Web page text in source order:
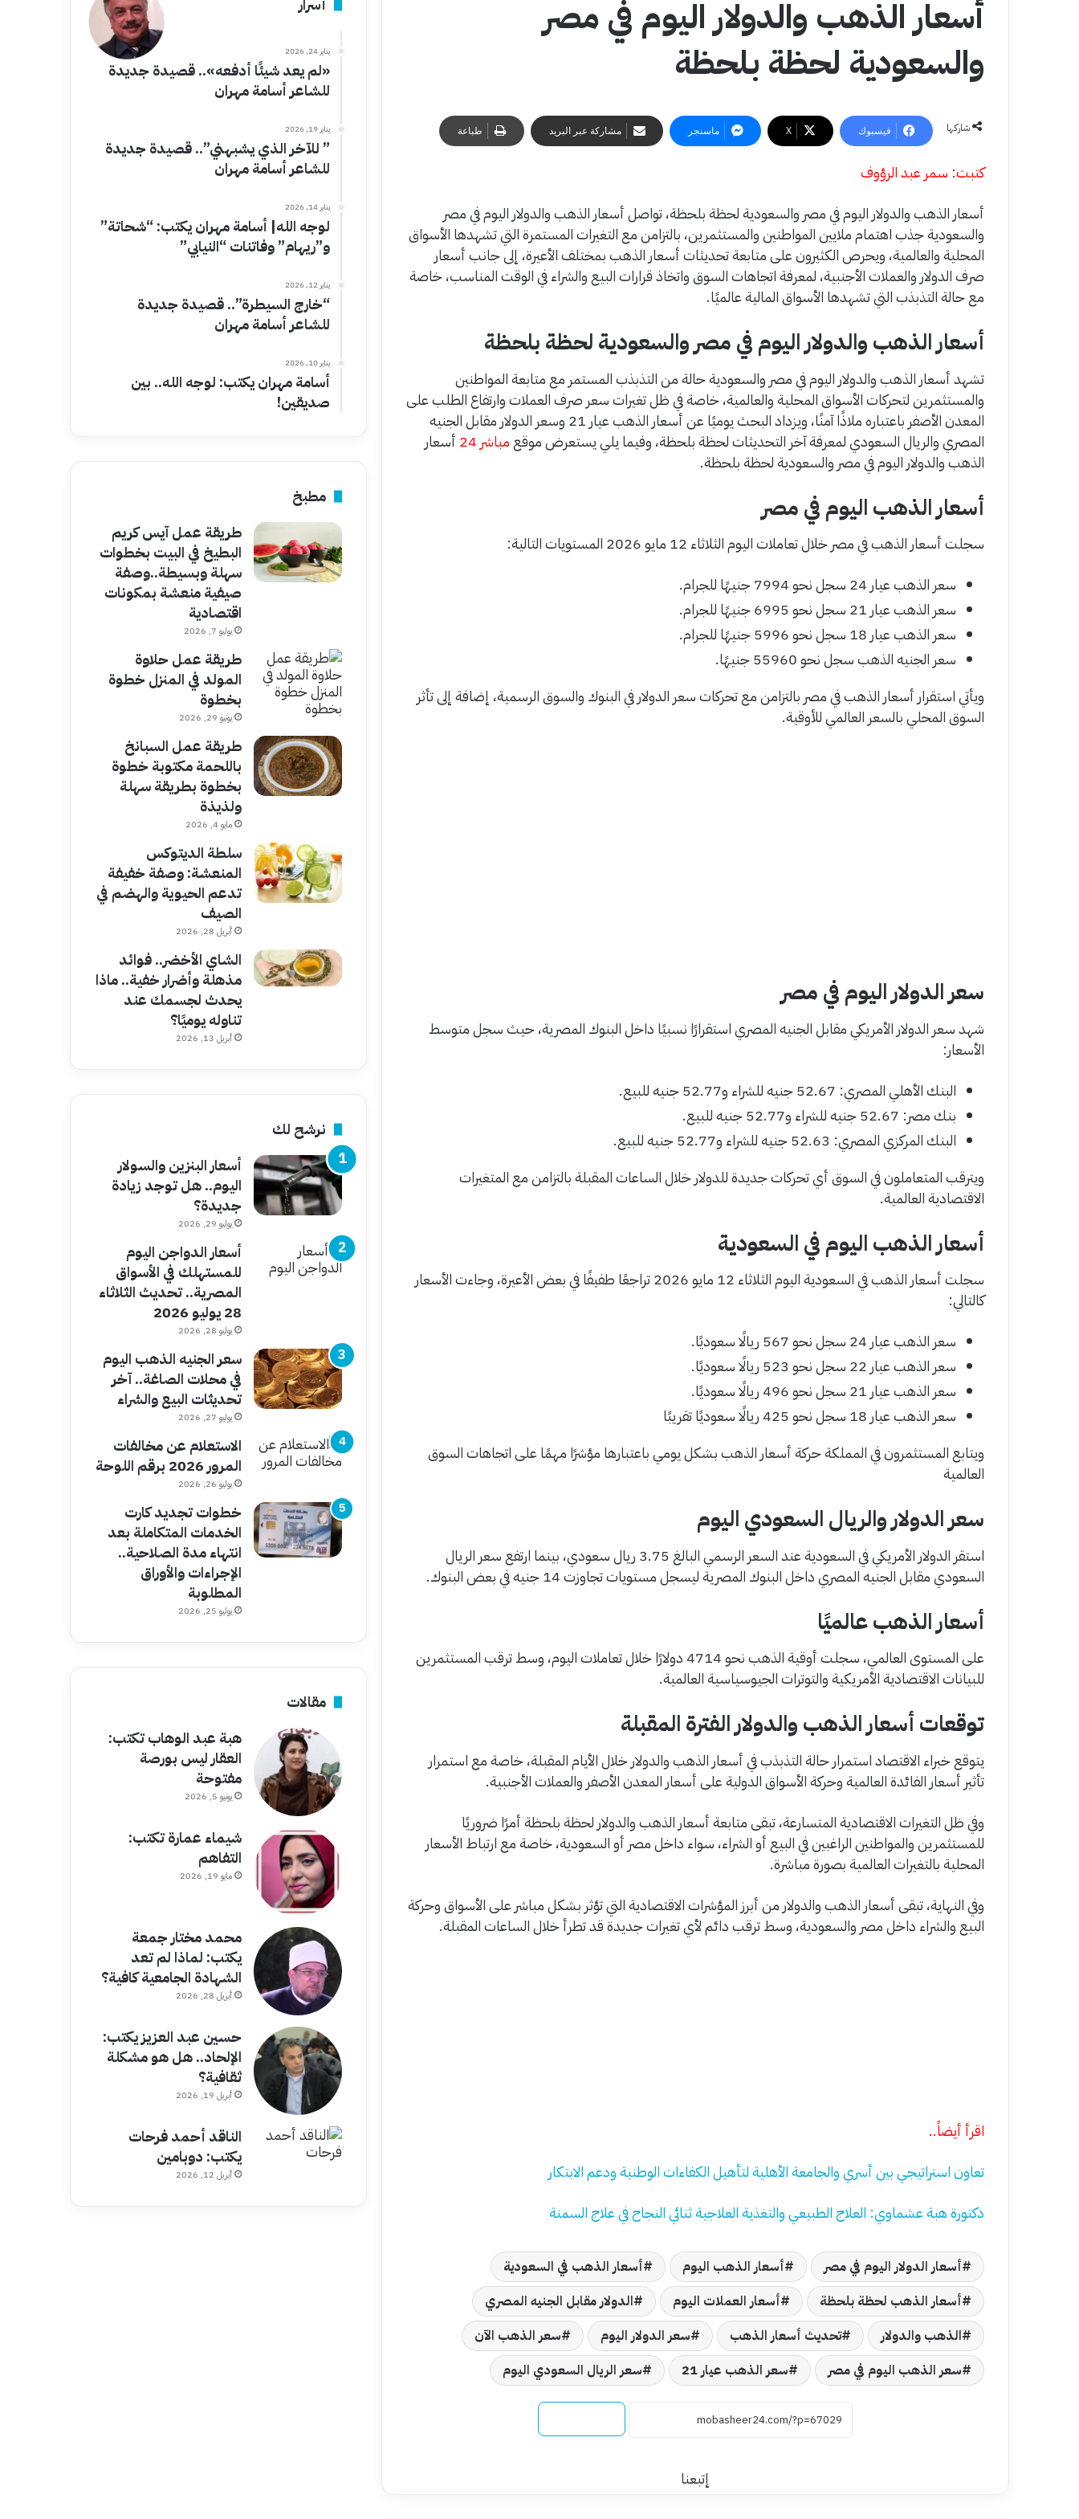
أسعار الذهب والدولار اليوم في مصر
والسعودية لحظة بلحظة
شاركها فيسبوك ‫X ماسنجر مشاركة عبر البريد طباعة
كتبت: سمر عبد الرؤوف
أسعار الذهب والدولار اليوم في مصر والسعودية لحظة بلحظة، تواصل أسعار الذهب والدولار اليوم في مصر
والسعودية جذب اهتمام ملايين المواطنين والمستثمرين، بالتزامن مع التغيرات المستمرة التي تشهدها الأسواق
المحلية والعالمية، ويحرص الكثيرون على متابعة تحديثات أسعار الذهب بمختلف الأعيرة، إلى جانب أسعار
صرف الدولار والعملات الأجنبية، لمعرفة اتجاهات السوق واتخاذ قرارات البيع والشراء في الوقت المناسب، خاصة
مع حالة التذبذب التي تشهدها الأسواق المالية عالميًا.
أسعار الذهب والدولار اليوم في مصر والسعودية لحظة بلحظة
تشهد أسعار الذهب والدولار اليوم في مصر والسعودية حالة من التذبذب المستمر مع متابعة المواطنين
والمستثمرين لتحركات الأسواق المحلية والعالمية، خاصة في ظل تغيرات سعر صرف العملات وارتفاع الطلب على
المعدن الأصفر باعتباره ملاذًا آمنًا، ويزداد البحث يوميًا عن أسعار الذهب عيار 21 وسعر الدولار مقابل الجنيه
المصري والريال السعودي لمعرفة آخر التحديثات لحظة بلحظة، وفيما يلي يستعرض موقع مباشر 24
أسعار
الذهب والدولار اليوم في مصر والسعودية لحظة بلحظة.
أسعار الذهب اليوم في مصر
سجلت أسعار الذهب في مصر خلال تعاملات اليوم الثلاثاء 12 مايو 2026 المستويات التالية:
سعر الذهب عيار 24 سجل نحو 7994 جنيهًا للجرام.
سعر الذهب عيار 21 سجل نحو 6995 جنيهًا للجرام.
سعر الذهب عيار 18 سجل نحو 5996 جنيهًا للجرام.
سعر الجنيه الذهب سجل نحو 55960 جنيهًا.
ويأتي استقرار أسعار الذهب في مصر بالتزامن مع تحركات سعر الدولار في البنوك والسوق الرسمية، إضافة إلى تأثر
السوق المحلي بالسعر العالمي للأوقية.
سعر الدولار اليوم في مصر
شهد سعر الدولار الأمريكي مقابل الجنيه المصري استقرارًا نسبيًا داخل البنوك المصرية، حيث سجل متوسط
الأسعار:
البنك الأهلي المصري: 52.67 جنيه للشراء و52.77 جنيه للبيع.
بنك مصر: 52.67 جنيه للشراء و52.77 جنيه للبيع.
البنك المركزي المصري: 52.63 جنيه للشراء و52.77 جنيه للبيع.
ويترقب المتعاملون في السوق أي تحركات جديدة للدولار خلال الساعات المقبلة بالتزامن مع المتغيرات
الاقتصادية العالمية.
أسعار الذهب اليوم في السعودية
سجلت أسعار الذهب في السعودية اليوم الثلاثاء 12 مايو 2026 تراجعًا طفيفًا في بعض الأعيرة، وجاءت الأسعار
كالتالي:
سعر الذهب عيار 24 سجل نحو 567 ريالًا سعوديًا.
سعر الذهب عيار 22 سجل نحو 523 ريالًا سعوديًا.
سعر الذهب عيار 21 سجل نحو 496 ريالًا سعوديًا.
سعر الذهب عيار 18 سجل نحو 425 ريالًا سعوديًا تقريبًا
ويتابع المستثمرون في المملكة حركة أسعار الذهب بشكل يومي باعتبارها مؤشرًا مهمًا على اتجاهات السوق
العالمية
سعر الدولار والريال السعودي اليوم
استقر الدولار الأمريكي في السعودية عند السعر الرسمي البالغ 3.75 ريال سعودي، بينما ارتفع سعر الريال
السعودي مقابل الجنيه المصري داخل البنوك المصرية ليسجل مستويات تجاوزت 14 جنيه في بعض البنوك.
أسعار الذهب عالميًا
على المستوى العالمي، سجلت أوقية الذهب نحو 4714 دولارًا خلال تعاملات اليوم، وسط ترقب المستثمرين
للبيانات الاقتصادية الأمريكية والتوترات الجيوسياسية العالمية.
توقعات أسعار الذهب والدولار الفترة المقبلة
يتوقع خبراء الاقتصاد استمرار حالة التذبذب في أسعار الذهب والدولار خلال الأيام المقبلة، خاصة مع استمرار
تأثير أسعار الفائدة العالمية وحركة الأسواق الدولية على أسعار المعدن الأصفر والعملات الأجنبية.
وفي ظل التغيرات الاقتصادية المتسارعة، تبقى متابعة أسعار الذهب والدولار لحظة بلحظة أمرًا ضروريًا
للمستثمرين والمواطنين الراغبين في البيع أو الشراء، سواء داخل مصر أو السعودية، خاصة مع ارتباط الأسعار
المحلية بالتغيرات العالمية بصورة مباشرة.
وفي النهاية، تبقى أسعار الذهب والدولار من أبرز المؤشرات الاقتصادية التي تؤثر بشكل مباشر على الأسواق وحركة
البيع والشراء داخل مصر والسعودية، وسط ترقب دائم لأي تغيرات جديدة قد تطرأ خلال الساعات المقبلة.
اقرأ أيضاً..
تعاون استراتيجي بين أسري والجامعة الأهلية لتأهيل الكفاءات الوطنية ودعم الابتكار
دكتورة هبة عشماوي: العلاج الطبيعي والتغذية العلاجية ثنائي النجاح في علاج السمنة
أسعار الدولار اليوم في مصر أسعار الذهب اليوم
أسعار الذهب في السعودية
أسعار الذهب لحظة بلحظة
أسعار العملات اليوم
الدولار مقابل الجنيه المصري
الذهب والدولار
تحديث أسعار الذهب سعر الدولار اليوم
سعر الذهب الآن
سعر الذهب اليوم في مصر
سعر الذهب عيار 21 سعر الريال السعودي اليوم
إتبعنا
أسرار
يناير 24, 2026
«لم يعد شيئًا أدفعه».. قصيدة جديدة
للشاعر أسامة مهران
يناير 19, 2026
” للآخر الذي يشبهني”.. قصيدة جديدة
للشاعر أسامة مهران
يناير 14, 2026
لوجه الله| أسامة مهران يكتب: “شحاتة”
و”ريهام” وفاتنات “النيابي”
يناير 12, 2026
“خارج السيطرة”.. قصيدة جديدة
للشاعر أسامة مهران
يناير 10, 2026
أسامة مهران يكتب: لوجه الله.. بين
صديقين!
مطبخ
طريقة عمل آيس كريم
البطيخ في البيت بخطوات
سهلة وبسيطة..وصفة
صيفية منعشة بمكونات
اقتصادية
يوليو 7, 2026
طريقة عمل حلاوة
المولد في المنزل خطوة
بخطوة
يونيو 29, 2026
طريقة عمل السبانخ
باللحمة مكتوبة خطوة
بخطوة بطريقة سهلة
ولذيذة
مايو 4, 2026
سلطة الديتوكس
المنعشة: وصفة خفيفة
تدعم الحيوية والهضم في
الصيف
أبريل 28, 2026
الشاي الأخضر.. فوائد
مذهلة وأضرار خفية.. ماذا
يحدث لجسمك عند
تناوله يوميًا؟
أبريل 13, 2026
نرشح لك
أسعار البنزين والسولار
اليوم.. هل توجد زيادة
جديدة؟
يوليو 29, 2026
أسعار الدواجن اليوم
للمستهلك في الأسواق
المصرية.. تحديث الثلاثاء
28 يوليو 2026
يوليو 28, 2026
سعر الجنيه الذهب اليوم
في محلات الصاغة.. آخر
تحديثات البيع والشراء
يوليو 27, 2026
الاستعلام عن مخالفات
المرور 2026 برقم اللوحة
يوليو 26, 2026
خطوات تجديد كارت
الخدمات المتكاملة بعد
انتهاء مدة الصلاحية..
الإجراءات والأوراق
المطلوبة
يوليو 25, 2026
مقالات
هبة عبد الوهاب تكتب:
العقار ليس بورصة
مفتوحة
يونيو 5, 2026
شيماء عمارة تكتب:
التفاهم
مايو 19, 2026
محمد مختار جمعة
يكتب: لماذا لم تعد
الشهادة الجامعية كافية؟
أبريل 28, 2026
حسين عبد العزيز يكتب:
الإلحاد.. هل هو مشكلة
ثقافية؟
أبريل 19, 2026
الناقد أحمد فرحات
يكتب: دوبامين
أبريل 12, 2026